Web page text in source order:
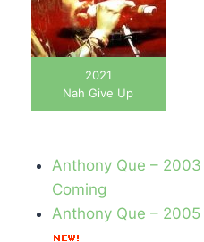
2021
Nah Give Up
Anthony Que –
Coming
Anthony Que – 2005